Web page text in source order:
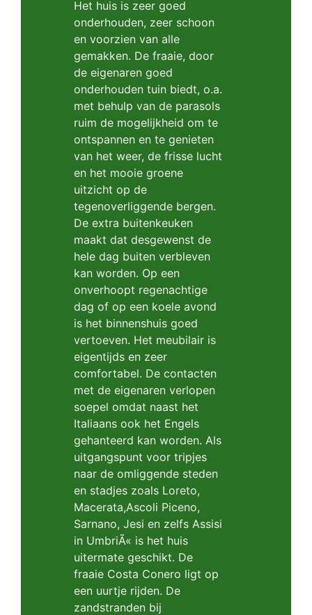
Het huis is zeer goed
onderhouden, zeer schoon
en voorzien van alle
gemakken. De fraaie, door
de eigenaren goed
onderhouden tuin biedt, o.a.
met behulp van de parasols
ruim de mogelijkheid om te
ontspannen en te genieten
van het weer, de frisse lucht
en het mooie groene
uitzicht op de
tegenoverliggende bergen.
De extra buitenkeuken
maakt dat desgewenst de
hele dag buiten verbleven
kan worden. Op een
onverhoopt regenachtige
dag of op een koele avond
is het binnenshuis goed
vertoeven. Het meubilair is
eigentijds en zeer
comfortabel. De contacten
met de eigenaren verlopen
soepel omdat naast het
Italiaans ook het Engels
gehanteerd kan worden. Als
uitgangspunt voor tripjes
naar de omliggende steden
en stadjes zoals Loreto,
Macerata,Ascoli Piceno,
Sarnano, Jesi en zelfs Assisi
in UmbriÃ« is het huis
uitermate geschikt. De
fraaie Costa Conero ligt op
een uurtje rijden. De
zandstranden bij